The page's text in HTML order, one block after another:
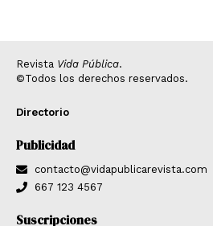
Revista Vida Pública.
©Todos los derechos reservados.
Directorio
Publicidad
contacto@vidapublicarevista.com
667 123 4567
Suscripciones